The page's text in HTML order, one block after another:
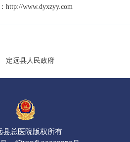
http://www.dyxzyy.com
定远县人民政府
县总医院版权所有